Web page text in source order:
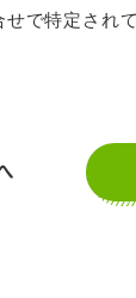
で特定されて